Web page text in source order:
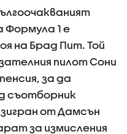
Формула 1 е
на Брад Пит. Той
пилот Сони
за да
съотборник
от Дамсън
за измисления